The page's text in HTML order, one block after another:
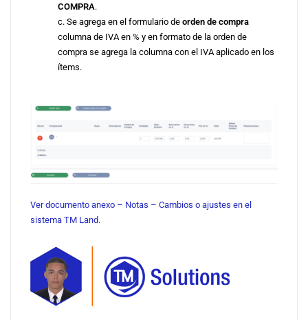
COMPRA.
c. Se agrega en el formulario de orden de compra
columna de IVA en % y en formato de la orden de
compra se agrega la columna con el IVA aplicado en los
ítems.
Ver documento anexo – Notas – Cambios o ajustes en el
sistema TM Land.